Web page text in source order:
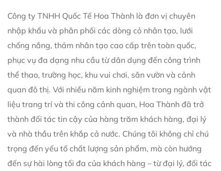
Công ty TNHH Quốc Tế Hoa Thành là đơn vị chuyên
nhập khẩu và phân phối các dòng cỏ nhân tạo, lưới
chống nắng, thảm nhân tạo cao cấp trên toàn quốc,
phục vụ đa dạng nhu cầu từ dân dụng đến công trình
thể thao, trường học, khu vui chơi, sân vườn và cảnh
quan đô thị. Với nhiều năm kinh nghiệm trong ngành vật
liệu trang trí và thi công cảnh quan, Hoa Thành đã trở
thành đối tác tin cậy của hàng trăm khách hàng, đại lý
và nhà thầu trên khắp cả nước. Chúng tôi không chỉ chú
trọng đến yếu tố chất lượng sản phẩm, mà còn hướng
đến sự hài lòng tối đa của khách hàng – từ đại lý, đối tác